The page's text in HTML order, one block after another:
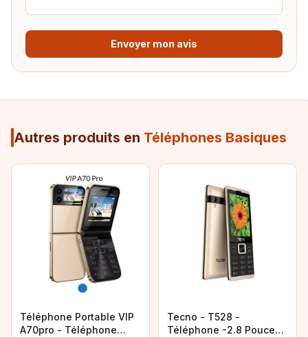
Envoyer mon avis
Autres produits en Téléphones Basiques
Téléphone Portable VIP
A70pro - Téléphone
Tecno - T528 -
Téléphone -2.8 Pouces